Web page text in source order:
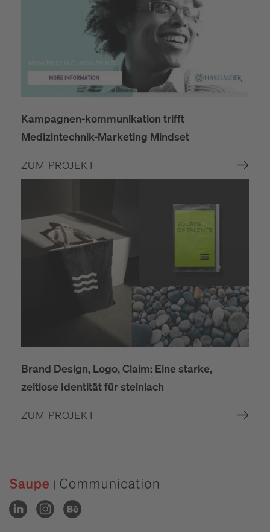
Kampagnen-kommunikation trifft
Medizintechnik-Marketing Mindset
ZUM PROJEKT
Brand Design, Logo, Claim: Eine starke,
zeitlose Identität für steinlach
ZUM PROJEKT